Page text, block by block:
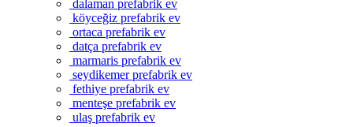
dalaman prefabrik ev
köyceğiz prefabrik ev
ortaca prefabrik ev
datça prefabrik ev
marmaris prefabrik ev
seydikemer prefabrik ev
fethiye prefabrik ev
menteşe prefabrik ev
ulaş prefabrik ev